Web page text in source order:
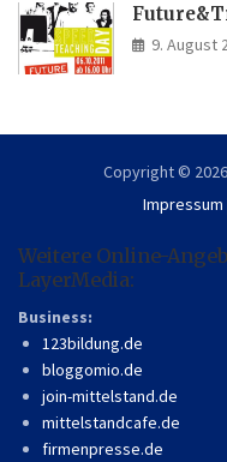
9. August
Copyright © 2026
Impressum
Weitere Online-
LayerMedia:
Business:
123bildung.de
bloggomio.de
join-mittelstand.de
mittelstandcafe.de
firmenpresse.de